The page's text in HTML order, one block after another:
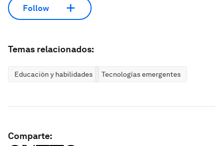
Follow
Temas relacionados:
Educación y habilidades Tecnologías emergentes
Comparte: